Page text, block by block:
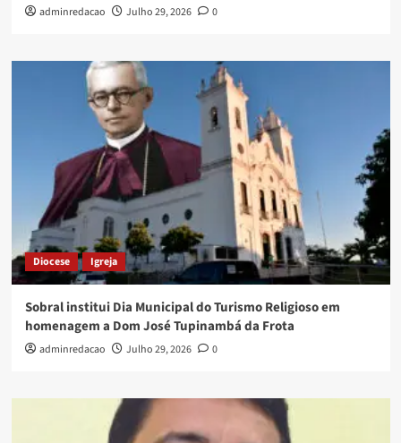
adminredacao Julho 29, 2026 0
Diocese Igreja
Sobral institui Dia Municipal do Turismo Religioso em
homenagem a Dom José Tupinambá da Frota
adminredacao Julho 29, 2026 0